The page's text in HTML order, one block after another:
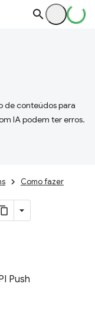
de conteúdos para
IA podem ter erros.
Como fazer
Push